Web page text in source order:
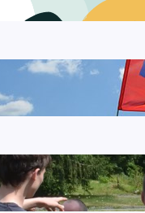
24 Juli, 2026
Workshop mit Peter
dem Sommercamp
29 Juli, 2026
Ein paar Eindrücke vom
dem Sommercamp
29 Juli, 2026